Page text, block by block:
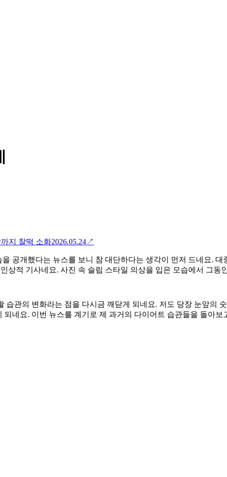
지 찰떡 소화2026.05.24↗
공개했다는 뉴스를 보니 참 대단하다는 생각이 먼저 드네요.
상적 기사네요. 사진 속 슬립 스타일 의상을 입은 모습에서 그동
습관의 변화라는 점을 다시금 깨닫게 되네요. 저도 당장 눈앞의
네요. 이번 뉴스를 계기로 제 과거의 다이어트 습관들을 돌아